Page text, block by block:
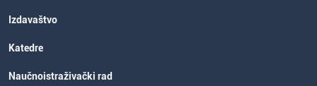
Izdavaštvo
Katedre
Naučnoistraživački rad